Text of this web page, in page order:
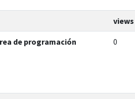
views
de programación 0